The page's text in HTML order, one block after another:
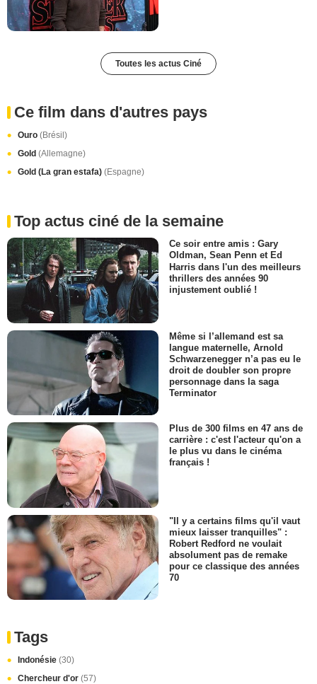
Toutes les actus Ciné
Ce film dans d'autres pays
Ouro (Brésil)
Gold (Allemagne)
Gold (La gran estafa) (Espagne)
Top actus ciné de la semaine
Ce soir entre amis : Gary
Oldman, Sean Penn et Ed
Harris dans l'un des meilleurs
thrillers des années 90
injustement oublié !
Même si l’allemand est sa
langue maternelle, Arnold
Schwarzenegger n’a pas eu le
droit de doubler son propre
personnage dans la saga
Terminator
Plus de 300 films en 47 ans de
carrière : c'est l'acteur qu'on a
le plus vu dans le cinéma
français !
"Il y a certains films qu'il vaut
mieux laisser tranquilles" :
Robert Redford ne voulait
absolument pas de remake
pour ce classique des années
70
Tags
Indonésie (30)
Chercheur d'or (57)